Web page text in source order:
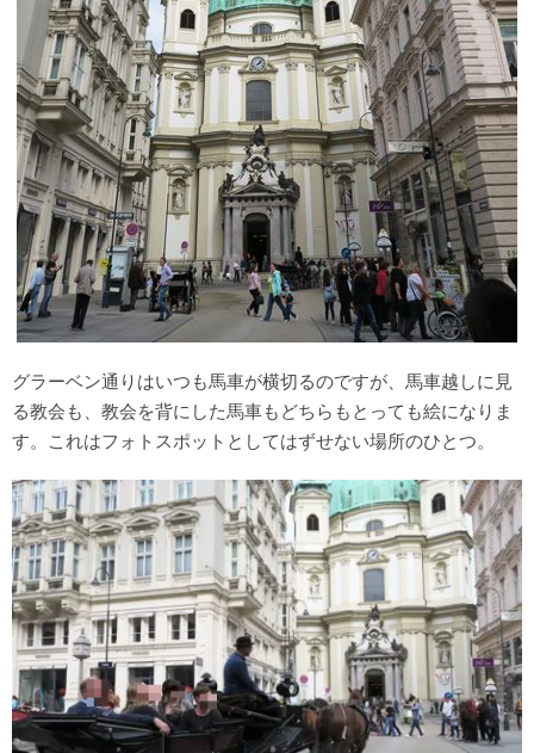
グラーベン通りはいつも馬車が横切るのですが、馬車越しに見
る教会も、教会を背にした馬車もどちらもとっても絵になりま
す。これはフォトスポットとしてはずせない場所のひとつ。